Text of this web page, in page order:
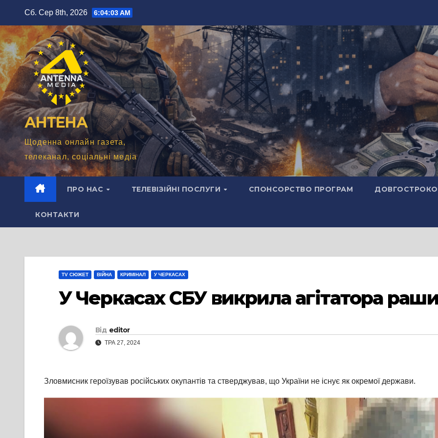
вмісту
Сб. Сер 8th, 2026 6:04:04 AM
АНТЕНА
Щоденна онлайн газета,
телеканал, соціальні медіа
ПРО НАС ТЕЛЕВІЗІЙНІ ПОСЛУГИ СПОНСОРСТВО ПРОГРАМ
КОНТАКТИ
TV СЮЖЕТ ВІЙНА КРИМІНАЛ У ЧЕРКАСАХ
У Черкасах СБУ викрила агітатора
Від editor
ТРА 27, 2024
Зловмисник героїзував російських окупантів та стверджував, що України не існує як окремої держави.